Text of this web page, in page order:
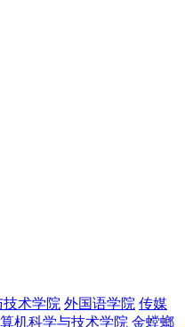
术学院 外国语学院 传媒
机科学与技术学院 金螳螂